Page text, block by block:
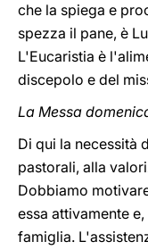
che la spiega e
spezza il pane, è
L'Eucaristia è
discepolo e del
La Messa
Di qui la necessità
pastorali, alla
Dobbiamo
essa attivamente
famiglia.